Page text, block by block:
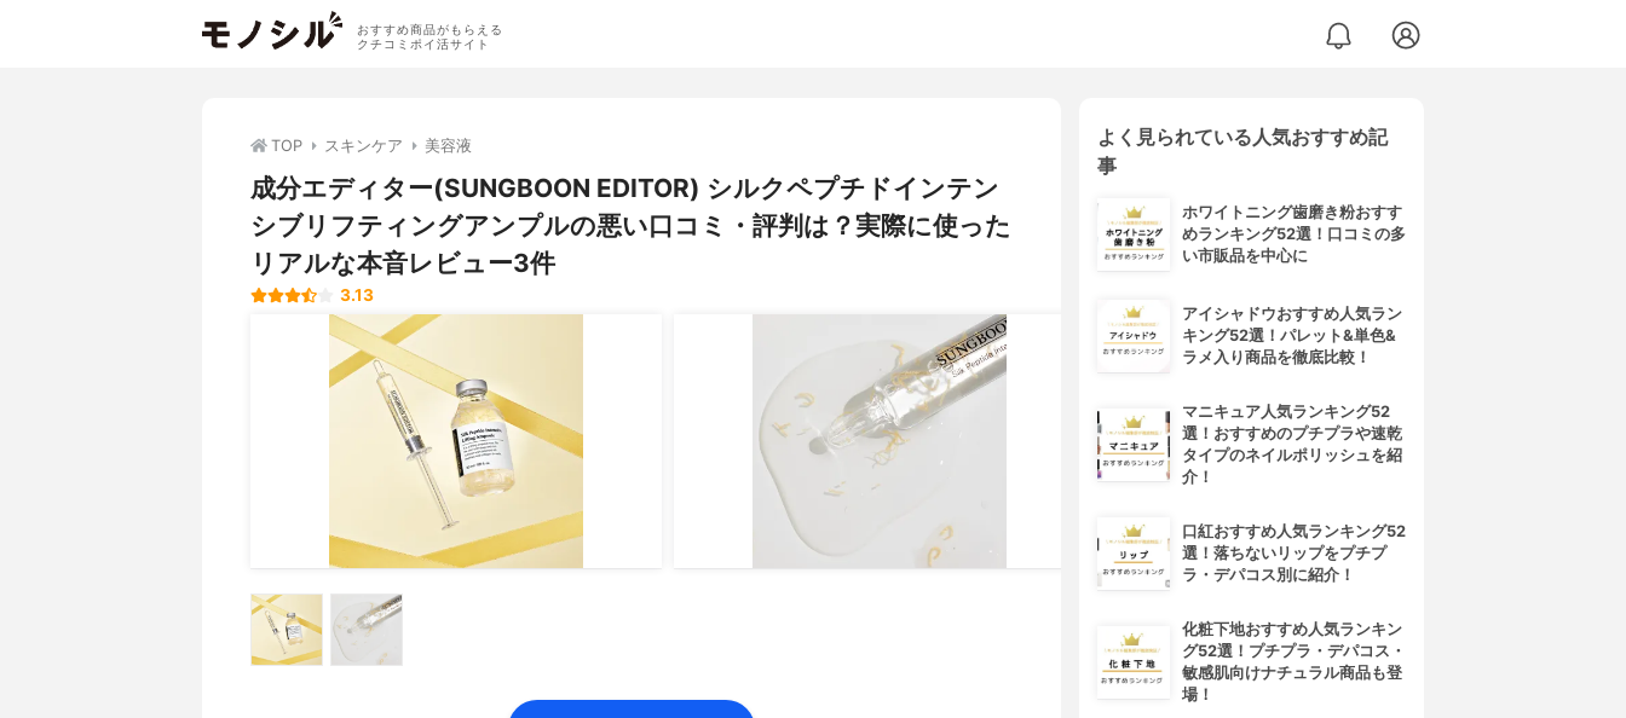
おすすめ商品がもらえる
クチコミポイ活サイト
TOP スキンケア 美容液
成分エディター(SUNGBOON EDITOR) シルクペプチドインテン
シブリフティングアンプルの悪い口コミ・評判は？実際に使った
リアルな本音レビュー3件
3.13
よく見られている人気おすすめ記
事
ホワイトニング歯磨き粉おすす
めランキング52選！口コミの多
い市販品を中心に
アイシャドウおすすめ人気ラン
キング52選！パレット&単色&
ラメ入り商品を徹底比較！
マニキュア人気ランキング52
選！おすすめのプチプラや速乾
タイプのネイルポリッシュを紹
介！
口紅おすすめ人気ランキング52
選！落ちないリップをプチプ
ラ・デパコス別に紹介！
化粧下地おすすめ人気ランキン
グ52選！プチプラ・デパコス・
敏感肌向けナチュラル商品も登
場！